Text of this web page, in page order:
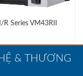
R Series VM43RII
& THƯƠNG